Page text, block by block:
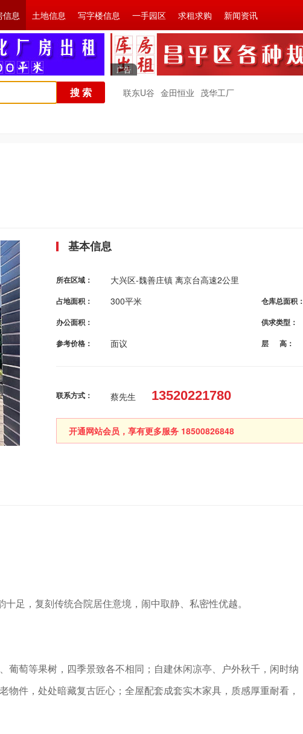
信息 土地信息 写字楼信息 一手园区 求租求购 新闻资讯
广告
搜 索 联东U谷 金田恒业 茂华工厂
基本信息
所在区域： 大兴区-魏善庄镇 离京台高速2公里
占地面积： 300平米 仓库总面积：
办公面积： 供求类型：
参考价格： 面议 层 高：
联系方式： 蔡先生 13520221780
开通网站会员，享有更多服务 18500826848
足，复刻传统合院居住意境，闹中取静、私密性优越。
葡萄等果树，四季景致各不相同；自建休闲凉亭、户外秋千，闲时纳
件，处处暗藏复古匠心；全屋配套成套实木家具，质感厚重耐看，